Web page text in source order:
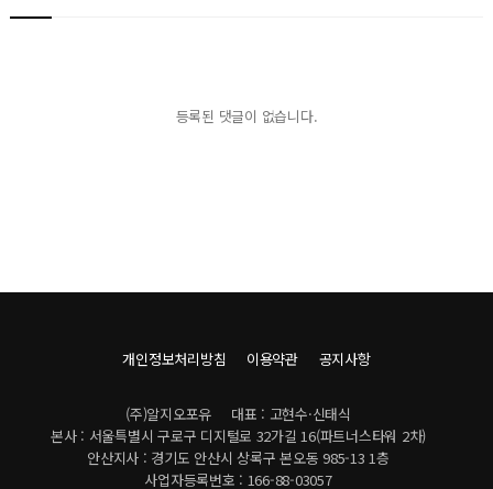
등록된 댓글이 없습니다.
개인정보처리방침 이용약관 공지사항
(주)알지오포유
대표 : 고현수·신태식
본사 : 서울특별시 구로구 디지털로 32가길 16(파트너스타워 2차)
안산지사 : 경기도 안산시 상록구 본오동 985-13 1층
사업자등록번호 : 166-88-03057